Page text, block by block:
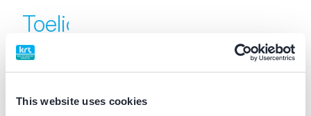
This website uses cookies
Toelichting
Het KRT past jaarlijks een inflatiecorrectie toe op
haar tarieven. Daarvoor volgt het KRT het